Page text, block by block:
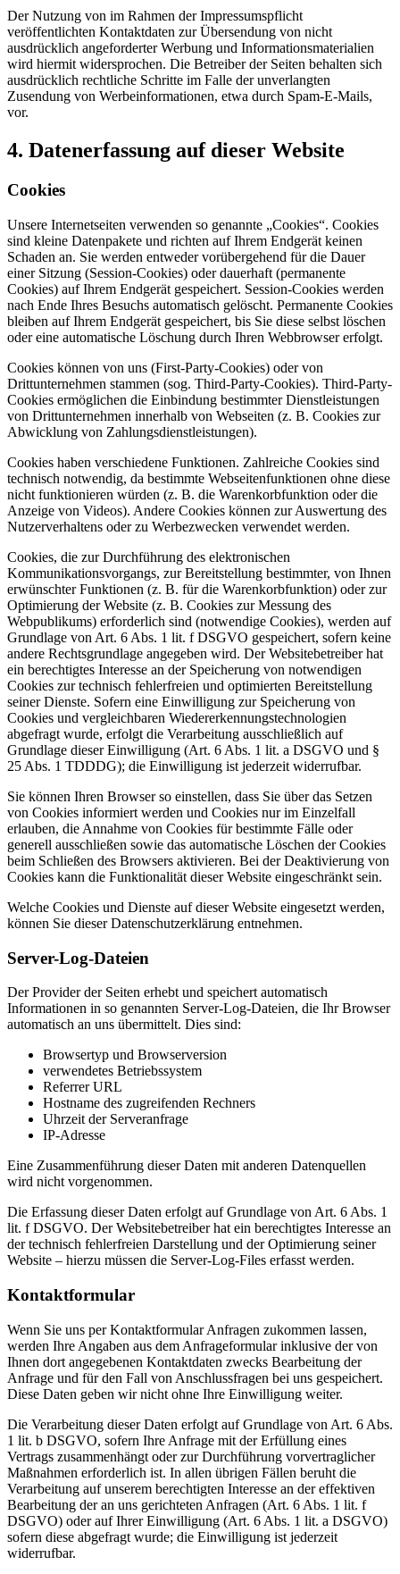
Der Nutzung von im Rahmen der Impressumspflicht
veröffentlichten Kontaktdaten zur Übersendung von nicht
ausdrücklich angeforderter Werbung und Informationsmaterialien
wird hiermit widersprochen. Die Betreiber der Seiten behalten sich
ausdrücklich rechtliche Schritte im Falle der unverlangten
Zusendung von Werbeinformationen, etwa durch Spam-E-Mails,
vor.
4. Datenerfassung auf dieser Website
Cookies
Unsere Internetseiten verwenden so genannte „Cookies“. Cookies
sind kleine Datenpakete und richten auf Ihrem Endgerät keinen
Schaden an. Sie werden entweder vorübergehend für die Dauer
einer Sitzung (Session-Cookies) oder dauerhaft (permanente
Cookies) auf Ihrem Endgerät gespeichert. Session-Cookies werden
nach Ende Ihres Besuchs automatisch gelöscht. Permanente Cookies
bleiben auf Ihrem Endgerät gespeichert, bis Sie diese selbst löschen
oder eine automatische Löschung durch Ihren Webbrowser erfolgt.
Cookies können von uns (First-Party-Cookies) oder von
Drittunternehmen stammen (sog. Third-Party-Cookies). Third-Party-
Cookies ermöglichen die Einbindung bestimmter Dienstleistungen
von Drittunternehmen innerhalb von Webseiten (z. B. Cookies zur
Abwicklung von Zahlungsdienstleistungen).
Cookies haben verschiedene Funktionen. Zahlreiche Cookies sind
technisch notwendig, da bestimmte Webseitenfunktionen ohne diese
nicht funktionieren würden (z. B. die Warenkorbfunktion oder die
Anzeige von Videos). Andere Cookies können zur Auswertung des
Nutzerverhaltens oder zu Werbezwecken verwendet werden.
Cookies, die zur Durchführung des elektronischen
Kommunikationsvorgangs, zur Bereitstellung bestimmter, von Ihnen
erwünschter Funktionen (z. B. für die Warenkorbfunktion) oder zur
Optimierung der Website (z. B. Cookies zur Messung des
Webpublikums) erforderlich sind (notwendige Cookies), werden auf
Grundlage von Art. 6 Abs. 1 lit. f DSGVO gespeichert, sofern keine
andere Rechtsgrundlage angegeben wird. Der Websitebetreiber hat
ein berechtigtes Interesse an der Speicherung von notwendigen
Cookies zur technisch fehlerfreien und optimierten Bereitstellung
seiner Dienste. Sofern eine Einwilligung zur Speicherung von
Cookies und vergleichbaren Wiedererkennungstechnologien
abgefragt wurde, erfolgt die Verarbeitung ausschließlich auf
Grundlage dieser Einwilligung (Art. 6 Abs. 1 lit. a DSGVO und §
25 Abs. 1 TDDDG); die Einwilligung ist jederzeit widerrufbar.
Sie können Ihren Browser so einstellen, dass Sie über das Setzen
von Cookies informiert werden und Cookies nur im Einzelfall
erlauben, die Annahme von Cookies für bestimmte Fälle oder
generell ausschließen sowie das automatische Löschen der Cookies
beim Schließen des Browsers aktivieren. Bei der Deaktivierung von
Cookies kann die Funktionalität dieser Website eingeschränkt sein.
Welche Cookies und Dienste auf dieser Website eingesetzt werden,
können Sie dieser Datenschutzerklärung entnehmen.
Server-Log-Dateien
Der Provider der Seiten erhebt und speichert automatisch
Informationen in so genannten Server-Log-Dateien, die Ihr Browser
automatisch an uns übermittelt. Dies sind:
Browsertyp und Browserversion
verwendetes Betriebssystem
Referrer URL
Hostname des zugreifenden Rechners
Uhrzeit der Serveranfrage
IP-Adresse
Eine Zusammenführung dieser Daten mit anderen Datenquellen
wird nicht vorgenommen.
Die Erfassung dieser Daten erfolgt auf Grundlage von Art. 6 Abs. 1
lit. f DSGVO. Der Websitebetreiber hat ein berechtigtes Interesse an
der technisch fehlerfreien Darstellung und der Optimierung seiner
Website – hierzu müssen die Server-Log-Files erfasst werden.
Kontaktformular
Wenn Sie uns per Kontaktformular Anfragen zukommen lassen,
werden Ihre Angaben aus dem Anfrageformular inklusive der von
Ihnen dort angegebenen Kontaktdaten zwecks Bearbeitung der
Anfrage und für den Fall von Anschlussfragen bei uns gespeichert.
Diese Daten geben wir nicht ohne Ihre Einwilligung weiter.
Die Verarbeitung dieser Daten erfolgt auf Grundlage von Art. 6 Abs.
1 lit. b DSGVO, sofern Ihre Anfrage mit der Erfüllung eines
Vertrags zusammenhängt oder zur Durchführung vorvertraglicher
Maßnahmen erforderlich ist. In allen übrigen Fällen beruht die
Verarbeitung auf unserem berechtigten Interesse an der effektiven
Bearbeitung der an uns gerichteten Anfragen (Art. 6 Abs. 1 lit. f
DSGVO) oder auf Ihrer Einwilligung (Art. 6 Abs. 1 lit. a DSGVO)
sofern diese abgefragt wurde; die Einwilligung ist jederzeit
widerrufbar.